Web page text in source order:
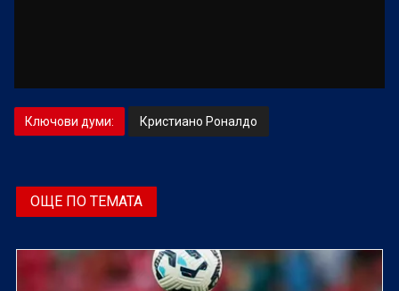
Ключови думи: Кристиано Роналдо
ОЩЕ ПО ТЕМАТА